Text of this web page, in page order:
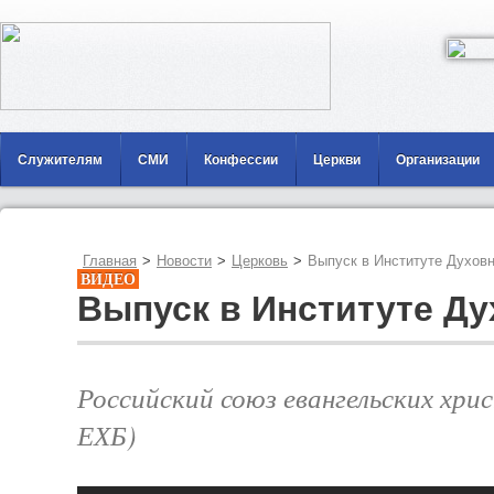
Служителям СМИ Конфессии Церкви Организации
Главная > Новости > Церковь > Выпуск в Институте
ВИДЕО
Выпуск в Институте
Российский союз евангельских
ЕХБ)